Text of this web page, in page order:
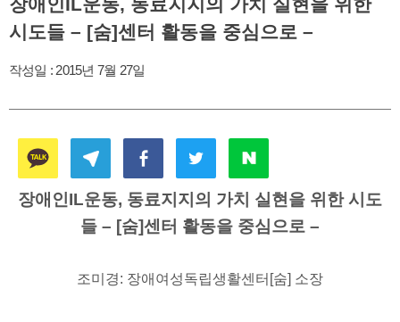
시도들 – [숨]센터 활동을 중심으로 –
작성일 : 2015년 7월 27일
장애인IL운동, 동료지지의 가치 실현을 위한 시도
들 – [숨]센터 활동을 중심으로 –
조미경: 장애여성독립생활센터[숨] 소장